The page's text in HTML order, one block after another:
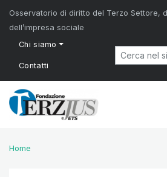
Osservatorio di diritto del Terzo Settore,
dell’impresa sociale
Chi siamo
Contatti
Home